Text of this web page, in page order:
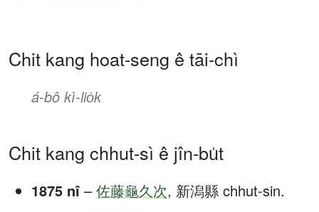
Chit kang hoat-seng ê tāi-chì
á-bô kì-lio̍k
Chit kang chhut-sì ê jîn-bu̍t
1875 nî – 佐藤龜久次, 新潟縣 chhut-sin.